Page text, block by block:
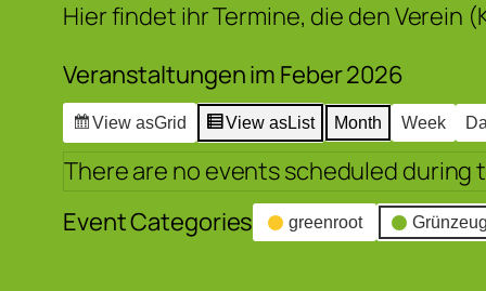
Hier findet ihr Termine, die den Verein
Veranstaltungen im Feber 2026
View asGrid View asList Month Week
There are no events scheduled during
Event Categories
greenroot Grünzeug